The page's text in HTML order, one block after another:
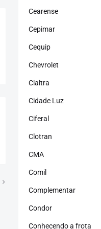
Cearense
Cepimar
Cequip
Chevrolet
Cialtra
Cidade Luz
Ciferal
Clotran
CMA
Comil
Complementar
Condor
Conhecendo a frota